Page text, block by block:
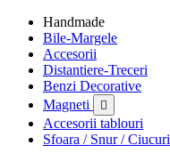
Handmade
Bile-Margele
Accesorii
Distantiere-Treceri
Benzi Decorative
Magneti

Accesorii tablouri
Sfoara / Snur / Ciucuri